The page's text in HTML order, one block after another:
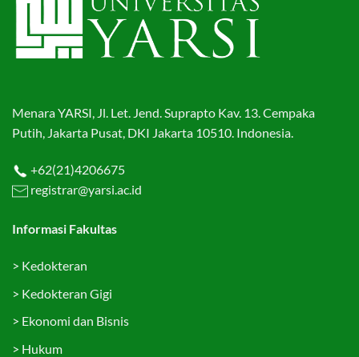
Menara YARSI, Jl. Let. Jend. Suprapto Kav. 13. Cempaka
Putih, Jakarta Pusat, DKI Jakarta 10510. Indonesia.
+62(21)4206675
registrar@yarsi.ac.id
Informasi Fakultas
> Kedokteran
> Kedokteran Gigi
> Ekonomi dan Bisnis
> Hukum